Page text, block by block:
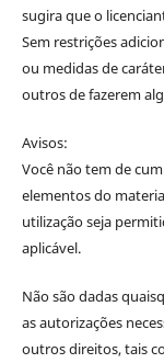
sugira que o
Sem restrições
ou medidas de
outros de fazerem
Avisos:
Você não tem de
elementos do
utilização seja
aplicável.
Não são dadas
as autorizações
outros direitos, tais